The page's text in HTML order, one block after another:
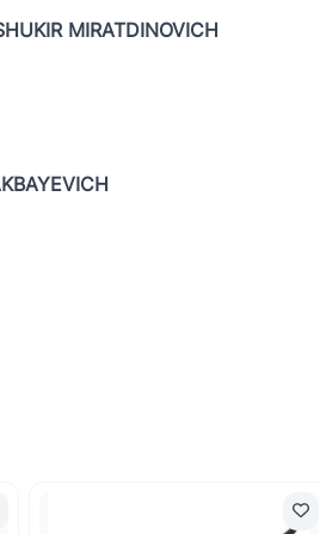
MIRATDINOVICH